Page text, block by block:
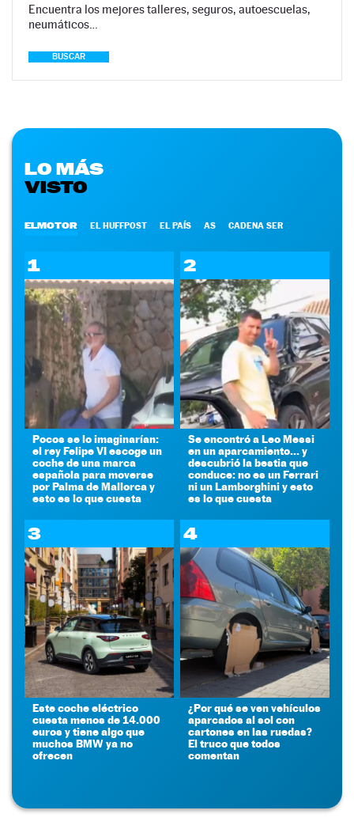
Encuentra los mejores talleres, seguros, autoescuelas,
neumáticos…
BUSCAR
LO MÁS
VISTO
ELMOTOR EL HUFFPOST EL PAÍS AS CADENA SER
1
Pocos se lo imaginarían:
el rey Felipe VI escoge un
coche de una marca
española para moverse
por Palma de Mallorca y
esto es lo que cuesta
2
Se encontró a Leo Messi
en un aparcamiento... y
descubrió la bestia que
conduce: no es un Ferrari
ni un Lamborghini y esto
es lo que cuesta
3
Este coche eléctrico
cuesta menos de 14.000
euros y tiene algo que
muchos BMW ya no
ofrecen
4
¿Por qué se ven vehículos
aparcados al sol con
cartones en las ruedas?
El truco que todos
comentan